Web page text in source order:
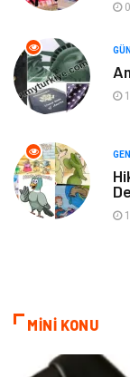
Blogroll
Markalar
Restaurant
Tarih
MİNİ KONU